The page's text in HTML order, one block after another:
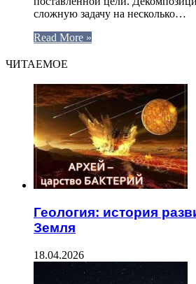
сложную задачу на несколько…
Read More »
ЧИТАЕМОЕ
Геология: история
Земля
18.04.2026